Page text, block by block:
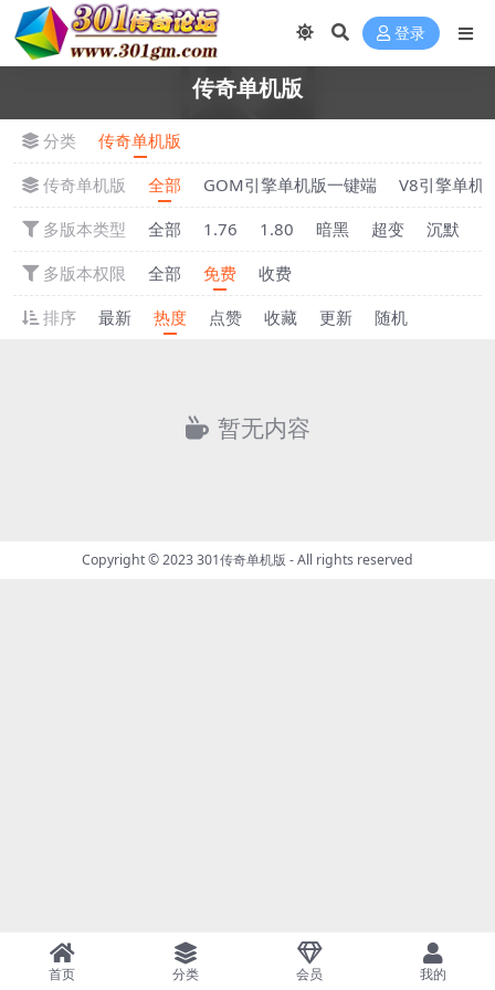
登录
传奇单机版
分类
传奇单机版
传奇单机版
全部 GOM引擎单机版一键端
V8引擎单机
多版本类型
全部 1.76 1.80 暗黑 超变 沉默
多版本权限
全部 免费
收费
排序
最新 热度 点赞 收藏 更新 随机
暂无内容
Copyright © 2023301传奇单机版 - All rights reserved
首页 分类 会员 我的